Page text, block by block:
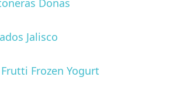
Donas
Jalisco
Frozen Yogurt